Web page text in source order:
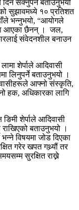
दिन सक्नुपर्ने बताउनुभयो
सुझावमध्ये १० प्रतिशत
भन्नुभयो, “आयोगले
आएका छैनन् । जल,
संवेदनशील बनाउन
शेर्पाले आदिवासी
लिनुपर्ने बताउनुभयो ।
आफ्नो संस्कृति,
हक, अधिकारका लागि
शेर्पाले आदिवासी
राखिएको बताउनुभयो ।
भन्ने विषयमा जोड दिएका
गरेर खपत गथ्र्यौं तर
सुरक्षित राख्ने